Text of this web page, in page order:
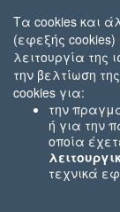
Τα cookies και
(εφεξής cookies)
λειτουργία της
την βελτίωση
cookies για:
την
ή για την
οποία
τεχνικά
που